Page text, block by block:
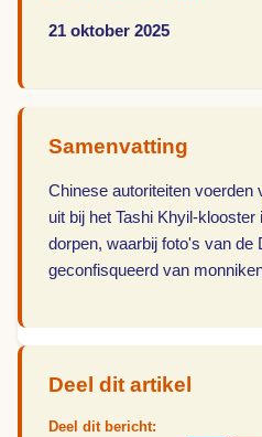
21 oktober 2025
Samenvatting
Chinese autoriteiten voerden
uit bij het Tashi Khyil-
dorpen, waarbij foto's van de
geconfisqueerd van
Deel dit artikel
Deel dit bericht: